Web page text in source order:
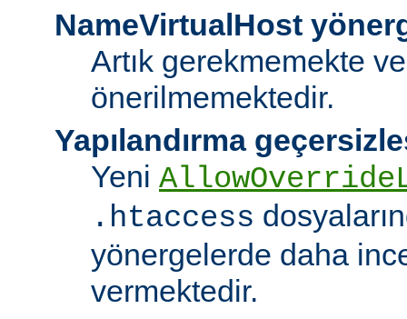
NameVirtualHost
Artık gerekmemekte ve
önerilmemektedir.
Yapılandırma
Yeni
.htaccess
yönergelerde daha
vermektedir.